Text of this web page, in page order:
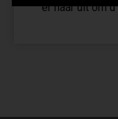
er naar uit om